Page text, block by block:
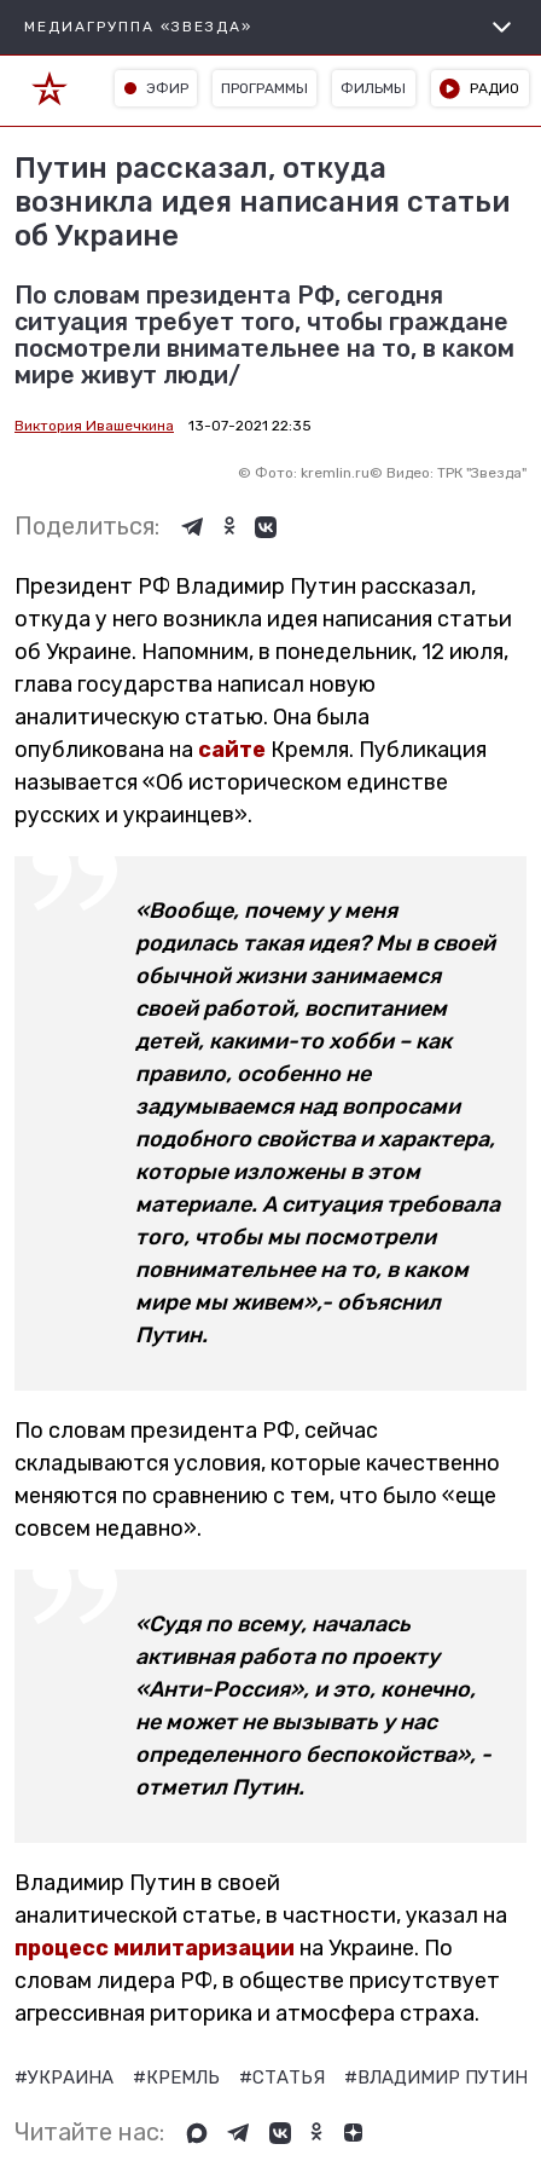
МЕДИАГРУППА «ЗВЕЗДА»
ЭФИР ПРОГРАММЫ ФИЛЬМЫ РАДИО
Путин рассказал, откуда
возникла идея написания статьи
об Украине
По словам президента РФ, сегодня
ситуация требует того, чтобы граждане
посмотрели внимательнее на то, в каком
мире живут люди/
Виктория Ивашечкина 13-07-2021 22:35
© Фото: kremlin.ru© Видео: ТРК "Звезда"
Поделиться:
Президент РФ Владимир Путин рассказал,
откуда у него возникла идея написания статьи
об Украине. Напомним, в понедельник, 12 июля,
глава государства написал новую
аналитическую статью. Она была
опубликована на сайте Кремля. Публикация
называется «Об историческом единстве
русских и украинцев».
«Вообще, почему у меня
родилась такая идея? Мы в своей
обычной жизни занимаемся
своей работой, воспитанием
детей, какими-то хобби – как
правило, особенно не
задумываемся над вопросами
подобного свойства и характера,
которые изложены в этом
материале. А ситуация требовала
того, чтобы мы посмотрели
повнимательнее на то, в каком
мире мы живем»,- объяснил
Путин.
По словам президента РФ, сейчас
складываются условия, которые качественно
меняются по сравнению с тем, что было «еще
совсем недавно».
«Судя по всему, началась
активная работа по проекту
«Анти-Россия», и это, конечно,
не может не вызывать у нас
определенного беспокойства», -
отметил Путин.
Владимир Путин в своей
аналитической статье, в частности, указал на
процесс милитаризации на Украине. По
словам лидера РФ, в обществе присутствует
агрессивная риторика и атмосфера страха.
#УКРАИНА #КРЕМЛЬ #СТАТЬЯ #ВЛАДИМИР ПУТИН
Читайте нас: